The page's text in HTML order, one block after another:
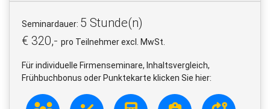
Seminardauer: 5 Stunde(n)
€ 320,- pro Teilnehmer excl. MwSt.
Für individuelle Firmenseminare, Inhaltsvergleich,
Frühbuchbonus oder Punktekarte klicken Sie hier: